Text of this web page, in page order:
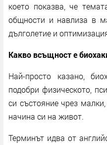
което показва, че
общности и навлиза в
дълголетие и
Какво всъщност е
Най-просто казано,
подобри физическото,
си състояние чрез
начина си на живот.
Терминът идва от